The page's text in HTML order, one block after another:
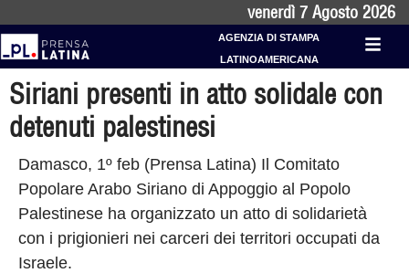
venerdì 7 Agosto 2026
AGENZIA DI STAMPA
LATINOAMERICANA
Siriani presenti in atto solidale con
detenuti palestinesi
Damasco, 1º feb (Prensa Latina) Il Comitato
Popolare Arabo Siriano di Appoggio al Popolo
Palestinese ha organizzato un atto di solidarietà
con i prigionieri nei carceri dei territori occupati da
Israele.